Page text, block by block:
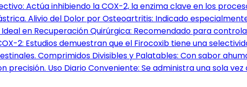
Actúa inhibiendo la COX-2, la enzima clave en los
Alivio del Dolor por Osteoartritis: Indicado
Ideal en Recuperación Quirúrgica: Recomendado para
2: Estudios demuestran que el Firocoxib tiene una
Comprimidos Divisibles y Palatables: Con sabor
precisión. Uso Diario Conveniente: Se administra una sola